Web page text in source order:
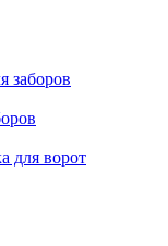
заборов
для ворот